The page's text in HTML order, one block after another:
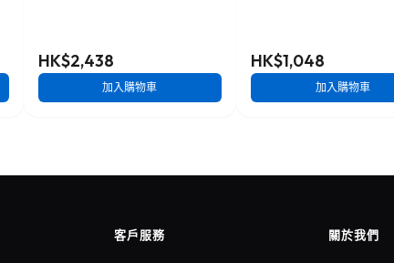
HK$2,438
加入購物車
HK$1,048
加入購物車
客戶服務 關於我們